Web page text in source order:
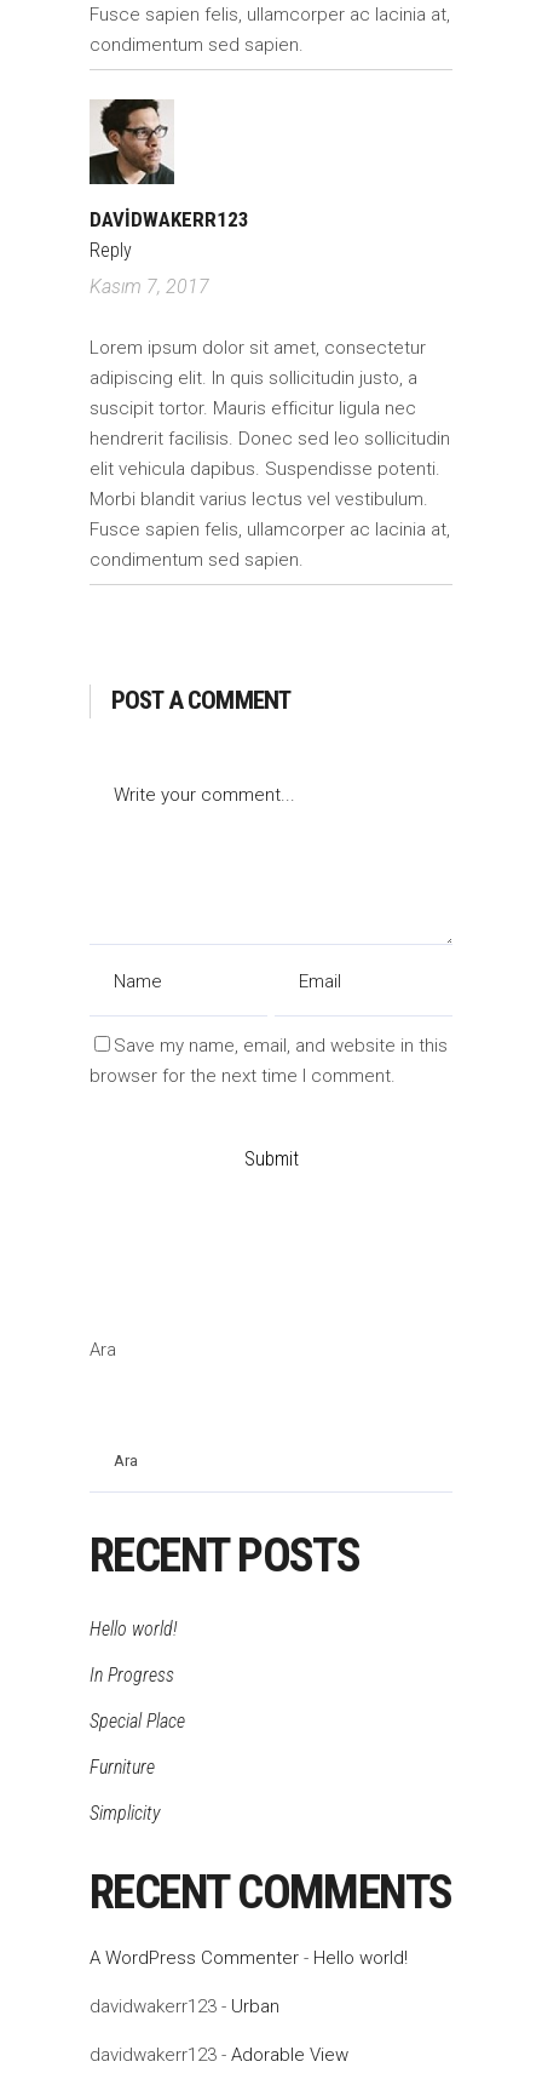
Fusce sapien felis, ullamcorper ac lacinia at,
condimentum sed sapien.
DAVIDWAKERR123
Reply
Kasım 7, 2017
Lorem ipsum dolor sit amet, consectetur
adipiscing elit. In quis sollicitudin justo, a
suscipit tortor. Mauris efficitur ligula nec
hendrerit facilisis. Donec sed leo sollicitudin
elit vehicula dapibus. Suspendisse potenti.
Morbi blandit varius lectus vel vestibulum.
Fusce sapien felis, ullamcorper ac lacinia at,
condimentum sed sapien.
POST A COMMENT
Save my name, email, and website in this
browser for the next time I comment.
Ara
Ara
RECENT POSTS
Hello world!
In Progress
Special Place
Furniture
Simplicity
RECENT COMMENTS
A WordPress Commenter - Hello world!
davidwakerr123 - Urban
davidwakerr123 - Adorable View